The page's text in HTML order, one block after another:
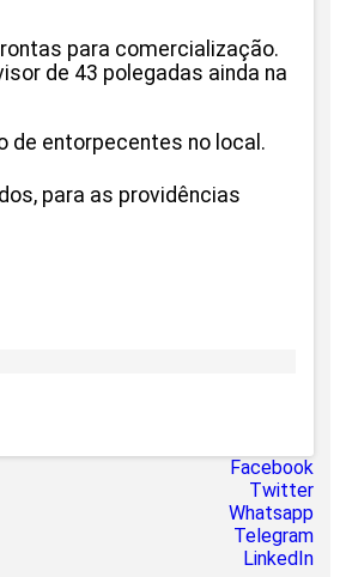
para comercialização.
de 43 polegadas ainda na
de entorpecentes no local.
para as providências
Facebook
Twitter
Whatsapp
Telegram
LinkedIn